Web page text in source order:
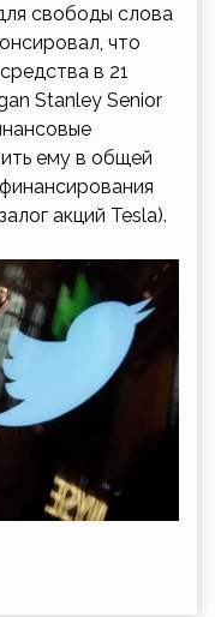
свободы слова
что
в 21
Stanley Senior
ему в общей
акций Tesla).